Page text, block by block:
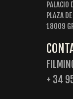
PALACIO
PLAZA
18009
+ 34